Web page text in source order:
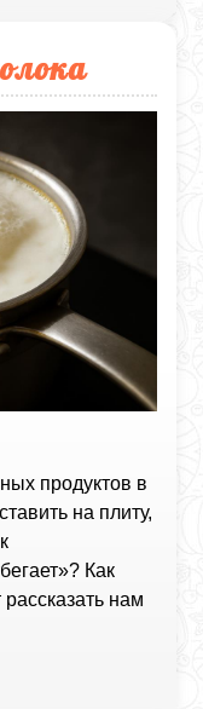
продуктов в
на плиту,
Как
нам